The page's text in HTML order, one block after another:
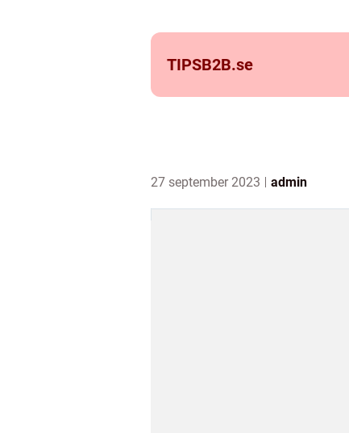
TIPSB2B.se
27 september 2023 admin